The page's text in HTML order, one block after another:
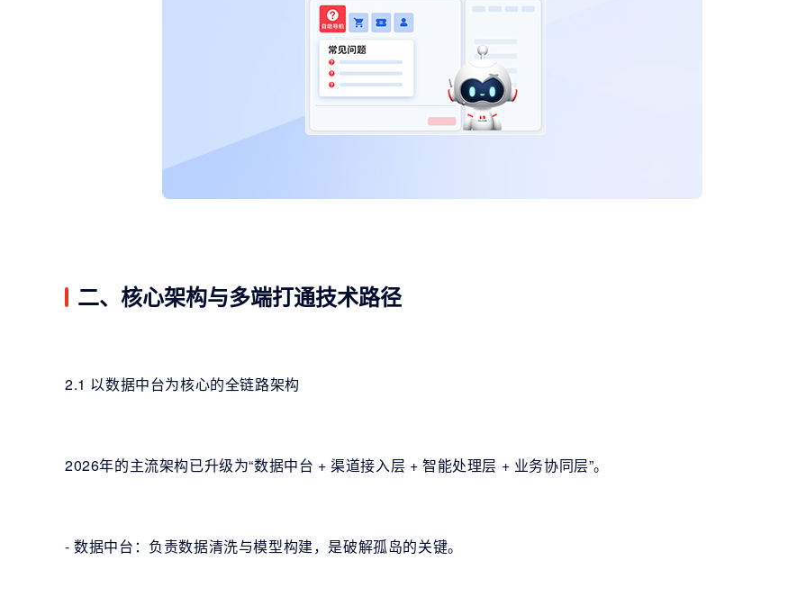
二、核心架构与多端打通技术路径
2.1 以数据中台为核心的全链路架构
2026年的主流架构已升级为“数据中台 + 渠道接入层 + 智能处理层 + 业务协同层”。
- 数据中台：负责数据清洗与模型构建，是破解孤岛的关键。